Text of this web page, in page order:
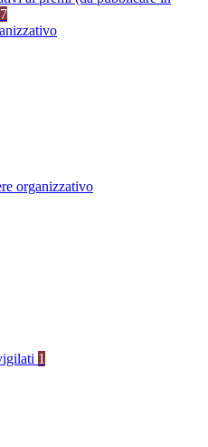
7
organizzativo
1